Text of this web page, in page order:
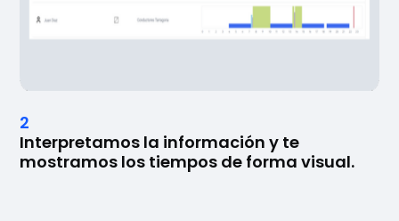
2
Interpretamos la información y te
mostramos los tiempos de forma visual.